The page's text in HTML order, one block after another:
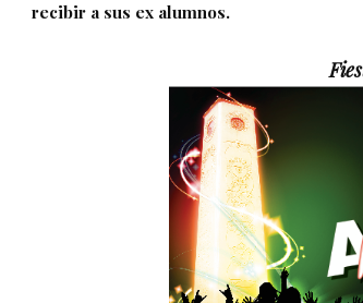
recibir a sus ex alumnos.